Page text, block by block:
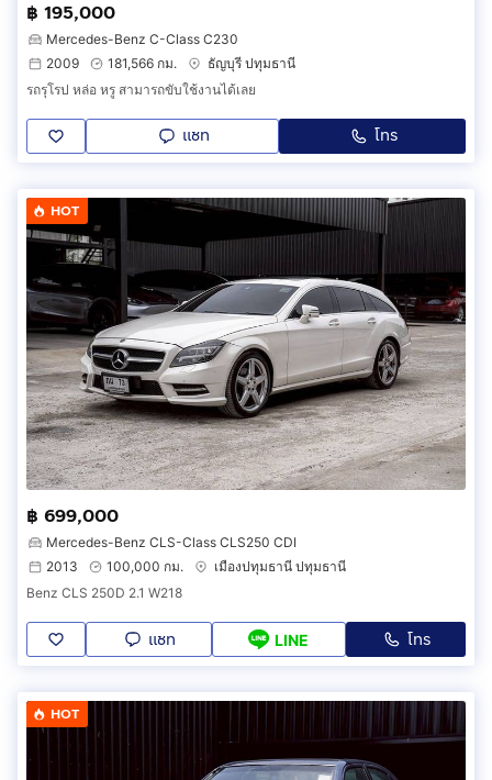
฿ 195,000
Mercedes-Benz C-Class C230
2009
181,566 กม.
ธัญบุรี ปทุมธานี
รถรุโรป หล่อ หรู สามารถขับใช้งานได้เลย
แชท โทร
HOT
฿ 699,000
Mercedes-Benz CLS-Class CLS250 CDI
2013
100,000 กม.
เมืองปทุมธานี ปทุมธานี
Benz CLS 250D 2.1 W218
แชท LINE โทร
HOT